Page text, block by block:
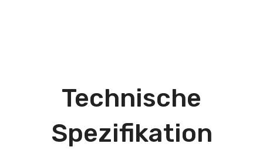
Technische
Spezifikation